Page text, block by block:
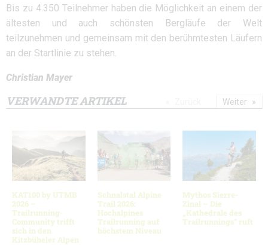
Bis zu 4.350 Teilnehmer haben die Möglichkeit an einem der
ältesten und auch schönsten Bergläufe der Welt
teilzunehmen und gemeinsam mit den berühmtesten Läufern
an der Startlinie zu stehen.
Christian Mayer
VERWANDTE ARTIKEL
KAT100 by UTMB
2026 –
Trailrunning-
Community trifft
sich in den
Kitzbüheler Alpen
Schnalstal Alpine
Trail 2026:
Hochalpines
Trailrunning auf
höchstem Niveau
Mythos Sierre-
Zinal – Die
„Kathedrale des
Trailrunnings“ ruft
Weiter